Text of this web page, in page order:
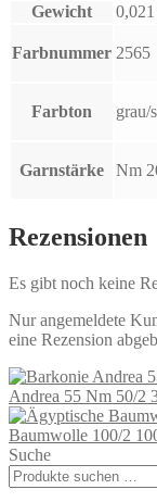
Gewicht
Farbnummer 2565
Farbton grau/
Garnstärke Nm
Rezensionen
Es gibt noch keine
Nur angemeldete
eine Rezension
Andrea 55 Nm 50/2
Baumwolle 100/2
Suche